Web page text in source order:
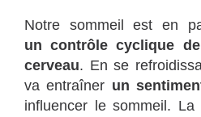
Notre sommeil est en
un contrôle cyclique
cerveau. En se
va entraîner un
influencer le sommeil. La